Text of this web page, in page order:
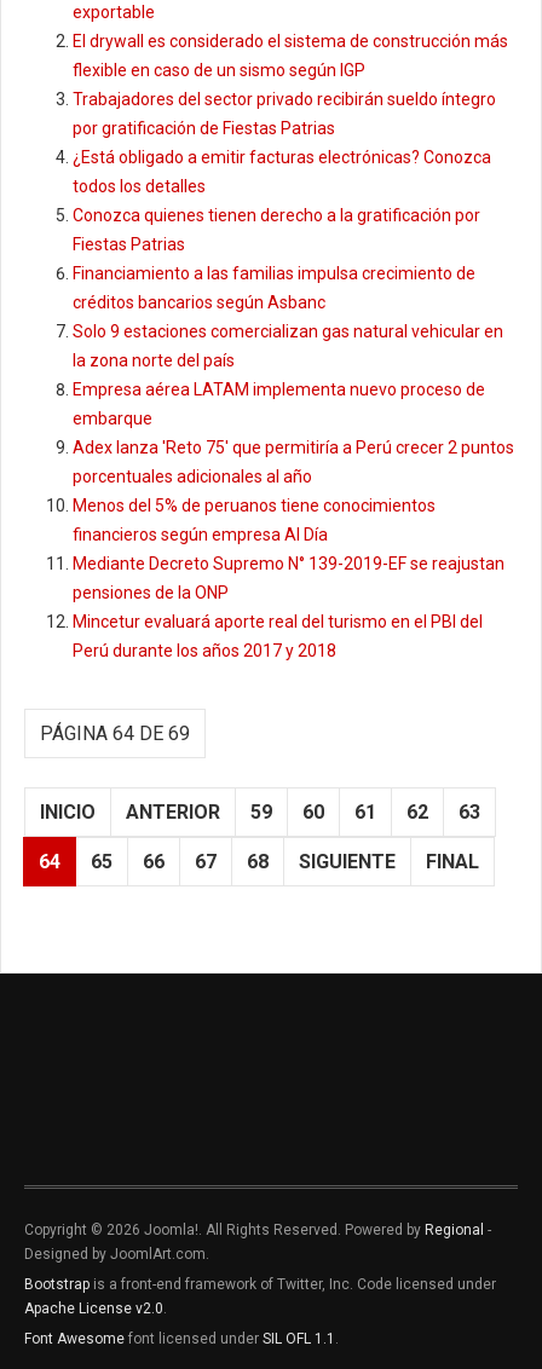
exportable
El drywall es considerado el sistema de construcción más
flexible en caso de un sismo según IGP
Trabajadores del sector privado recibirán sueldo íntegro
por gratificación de Fiestas Patrias
¿Está obligado a emitir facturas electrónicas? Conozca
todos los detalles
Conozca quienes tienen derecho a la gratificación por
Fiestas Patrias
Financiamiento a las familias impulsa crecimiento de
créditos bancarios según Asbanc
Solo 9 estaciones comercializan gas natural vehicular en
la zona norte del país
Empresa aérea LATAM implementa nuevo proceso de
embarque
Adex lanza 'Reto 75' que permitiría a Perú crecer 2 puntos
porcentuales adicionales al año
Menos del 5% de peruanos tiene conocimientos
financieros según empresa Al Día
Mediante Decreto Supremo N° 139-2019-EF se reajustan
pensiones de la ONP
Mincetur evaluará aporte real del turismo en el PBI del
Perú durante los años 2017 y 2018
PÁGINA 64 DE 69
INICIO ANTERIOR 59 60 61 62 63
64 65 66 67 68 SIGUIENTE FINAL
Copyright © 2026 Joomla!. All Rights Reserved. Powered by Regional -
Designed by JoomlArt.com.
Bootstrap is a front-end framework of Twitter, Inc. Code licensed under
Apache License v2.0
Font Awesome font licensed under SIL OFL 1.1